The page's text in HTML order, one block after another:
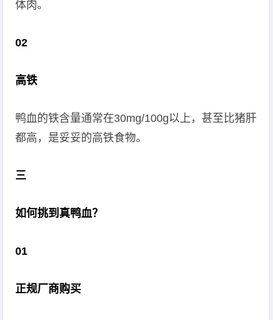
体肉。
02
高铁
鸭血的铁含量通常在30mg/100g以上，甚至比猪肝
都高，是妥妥的高铁食物。
三
如何挑到真鸭血？
01
正规厂商购买